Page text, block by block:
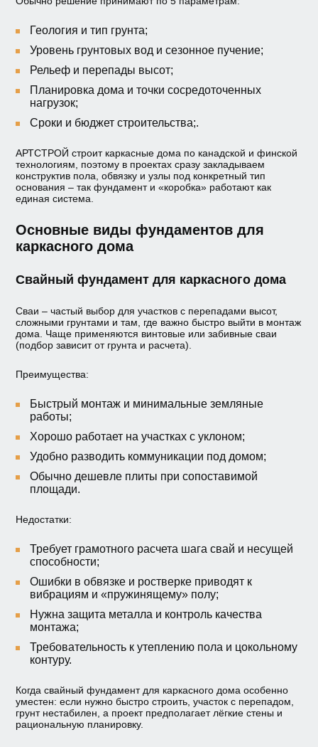
Геология и тип грунта;
Уровень грунтовых вод и сезонное пучение;
Рельеф и перепады высот;
Планировка дома и точки сосредоточенных
нагрузок;
Сроки и бюджет строительства;.
АРТСТРОЙ строит каркасные дома по канадской и финской
технологиям, поэтому в проектах сразу закладываем
конструктив пола, обвязку и узлы под конкретный тип
основания – так фундамент и «коробка» работают как
единая система.
Основные виды фундаментов для
каркасного дома
Свайный фундамент для каркасного дома
Сваи – частый выбор для участков с перепадами высот,
сложными грунтами и там, где важно быстро выйти в монтаж
дома. Чаще применяются винтовые или забивные сваи
(подбор зависит от грунта и расчета).
Преимущества:
Быстрый монтаж и минимальные земляные
работы;
Хорошо работает на участках с уклоном;
Удобно разводить коммуникации под домом;
Обычно дешевле плиты при сопоставимой
площади.
Недостатки:
Требует грамотного расчета шага свай и несущей
способности;
Ошибки в обвязке и ростверке приводят к
вибрациям и «пружинящему» полу;
Нужна защита металла и контроль качества
монтажа;
Требовательность к утеплению пола и цокольному
контуру.
Когда свайный фундамент для каркасного дома особенно
уместен: если нужно быстро строить, участок с перепадом,
грунт нестабилен, а проект предполагает лёгкие стены и
рациональную планировку.